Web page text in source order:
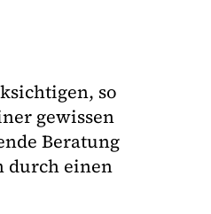
so
gewissen
Beratung
durch einen